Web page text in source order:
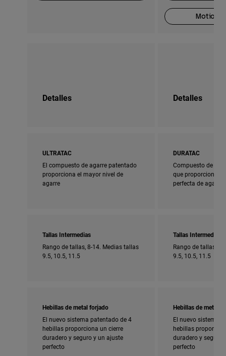
Motion
Detalles Detalles
ULTRATAC
El compuesto de agarre patentado
proporciona el mayor nivel de
agarre
DURATAC
Compuesto de
que proporciona
perfecta de agarre
Tallas Intermedias
Rango de tallas, 8-14. Medias tallas
9.5, 10.5, 11.5
Tallas Intermedias
Rango de tallas,
9.5, 10.5, 11.5
Hebillas de metal forjado
El nuevo sistema patentado de 4
hebillas proporciona un cierre
duradero y seguro y un ajuste
perfecto
Hebillas de metal
El nuevo sistema
hebillas
duradero y seguro
perfecto